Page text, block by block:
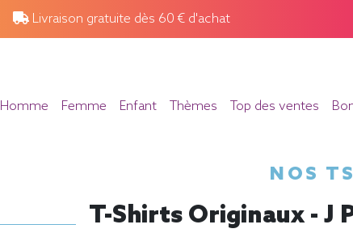
Livraison gratuite dès 60 € d'achat
Homme Femme Enfant Thèmes Top des ventes
NOS
T-Shirts Originaux - J